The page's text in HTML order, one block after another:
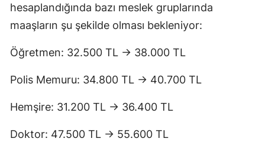
hesaplandığında bazı meslek gruplarında
maaşların şu şekilde olması bekleniyor:
Öğretmen: 32.500 TL → 38.000 TL
Polis Memuru: 34.800 TL → 40.700 TL
Hemşire: 31.200 TL → 36.400 TL
Doktor: 47.500 TL → 55.600 TL